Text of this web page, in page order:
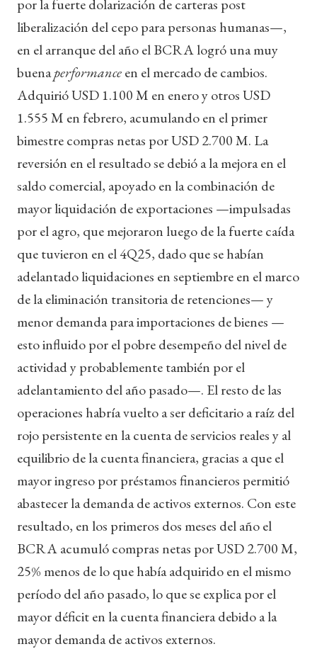
por la fuerte dolarización de carteras post
liberalización del cepo para personas humanas—,
en el arranque del año el BCRA logró una muy
buenaperformanceen el mercado de cambios.
Adquirió USD 1.100 M en enero y otros USD
1.555 M en febrero, acumulando en el primer
bimestre compras netas por USD 2.700 M. La
reversión en el resultado se debió a la mejora en el
saldo comercial, apoyado en la combinación de
mayor liquidación de exportaciones —impulsadas
por el agro, que mejoraron luego de la fuerte caída
que tuvieron en el 4Q25, dado que se habían
adelantado liquidaciones en septiembre en el marco
de la eliminación transitoria de retenciones— y
menor demanda para importaciones de bienes —
esto influido por el pobre desempeño del nivel de
actividad y probablemente también por el
adelantamiento del año pasado—. El resto de las
operaciones habría vuelto a ser deficitario a raíz del
rojo persistente en la cuenta de servicios reales y al
equilibrio de la cuenta financiera, gracias a que el
mayor ingreso por préstamos financieros permitió
abastecer la demanda de activos externos. Con este
resultado, en los primeros dos meses del año el
BCRA acumuló compras netas por USD 2.700 M,
25% menos de lo que había adquirido en el mismo
período del año pasado, lo que se explica por el
mayor déficit en la cuenta financiera debido a la
mayor demanda de activos externos.